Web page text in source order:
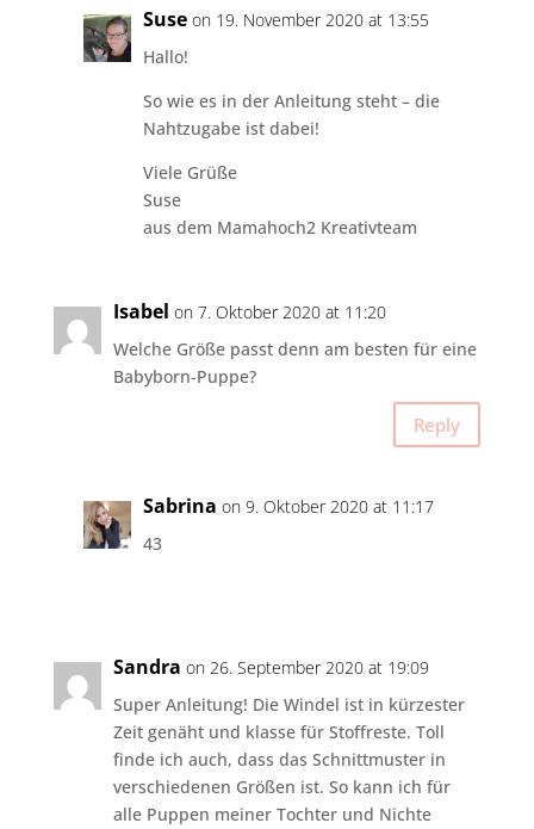
Suse on 19. November 2020 at 13:55
Hallo!
So wie es in der Anleitung steht – die
Nahtzugabe ist dabei!
Viele Grüße
Suse
aus dem Mamahoch2 Kreativteam
Isabel on 7. Oktober 2020 at 11:20
Welche Größe passt denn am besten für eine
Babyborn-Puppe?
Reply
Sabrina on 9. Oktober 2020 at 11:17
43
Sandra on 26. September 2020 at 19:09
Super Anleitung! Die Windel ist in kürzester
Zeit genäht und klasse für Stoffreste. Toll
finde ich auch, dass das Schnittmuster in
verschiedenen Größen ist. So kann ich für
alle Puppen meiner Tochter und Nichte